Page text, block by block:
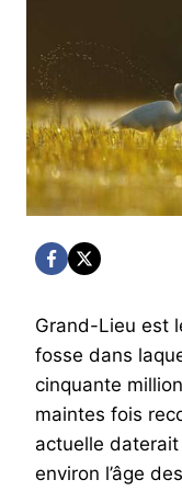
Grand-Lieu est
fosse dans
cinquante
maintes fois
actuelle daterait
environ l’âge